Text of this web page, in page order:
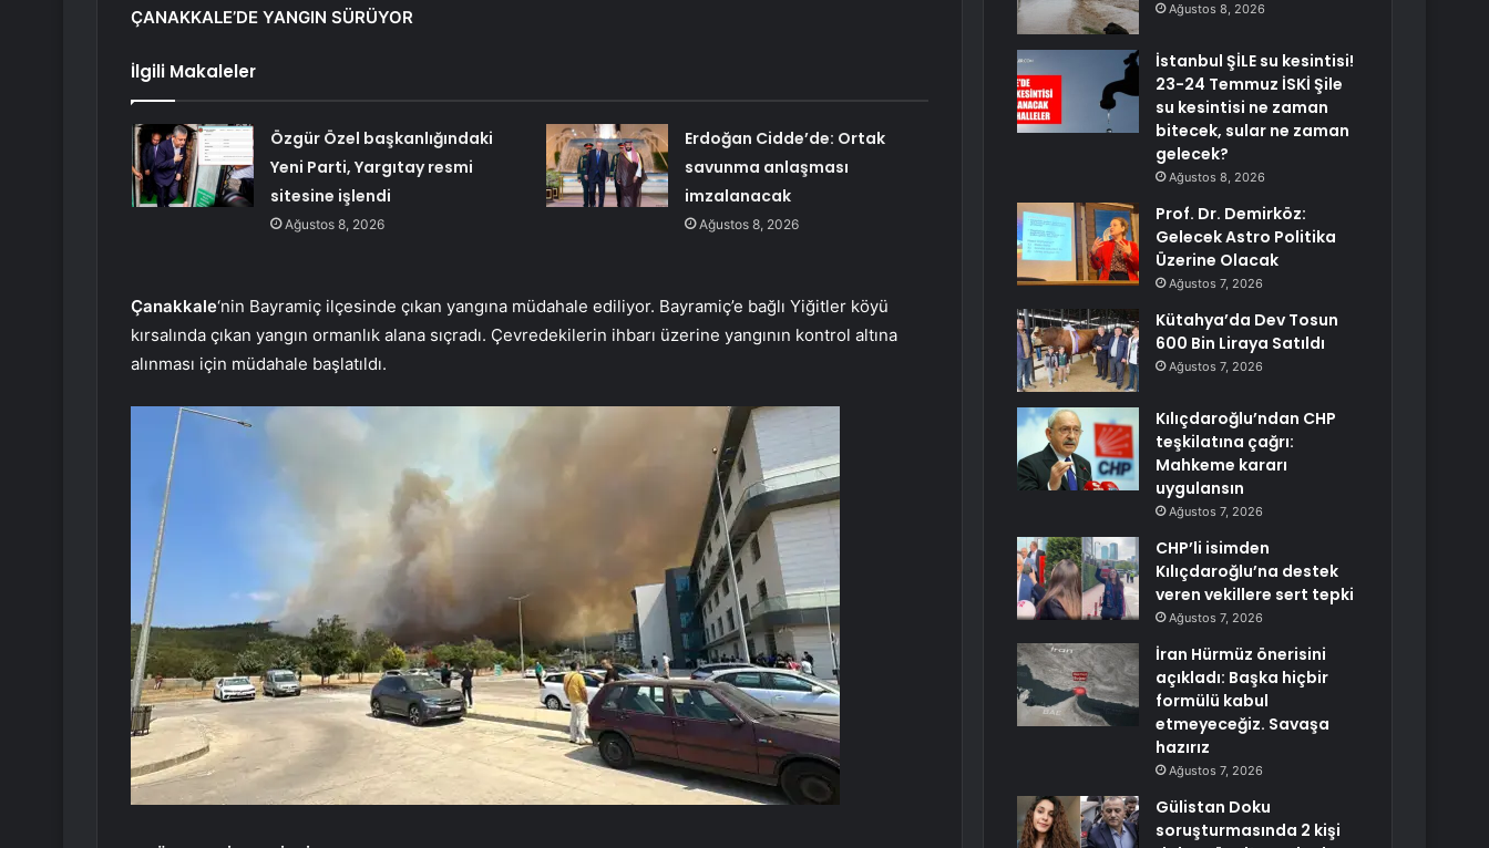
ÇANAKKALE’DE YANGIN SÜRÜYOR
İlgili Makaleler
Özgür Özel başkanlığındaki
Yeni Parti, Yargıtay resmi
sitesine işlendi
Ağustos 8, 2026
Erdoğan Cidde’de: Ortak
savunma anlaşması
imzalanacak
Ağustos 8, 2026
Çanakkale‘nin Bayramiç ilçesinde çıkan yangına müdahale ediliyor. Bayramiç’e bağlı Yiğitler köyü
kırsalında çıkan yangın ormanlık alana sıçradı. Çevredekilerin ihbarı üzerine yangının kontrol altına
alınması için müdahale başlatıldı.
Ağustos 8, 2026
İstanbul ŞİLE su kesintisi!
23-24 Temmuz İSKİ Şile
su kesintisi ne zaman
bitecek, sular ne zaman
gelecek?
Ağustos 8, 2026
Prof. Dr. Demirköz:
Gelecek Astro Politika
Üzerine Olacak
Ağustos 7, 2026
Kütahya’da Dev Tosun
600 Bin Liraya Satıldı
Ağustos 7, 2026
Kılıçdaroğlu’ndan CHP
teşkilatına çağrı:
Mahkeme kararı
uygulansın
Ağustos 7, 2026
CHP’li isimden
Kılıçdaroğlu’na destek
veren vekillere sert tepki
Ağustos 7, 2026
İran Hürmüz önerisini
açıkladı: Başka hiçbir
formülü kabul
etmeyeceğiz. Savaşa
hazırız
Ağustos 7, 2026
Gülistan Doku
soruşturmasında 2 kişi